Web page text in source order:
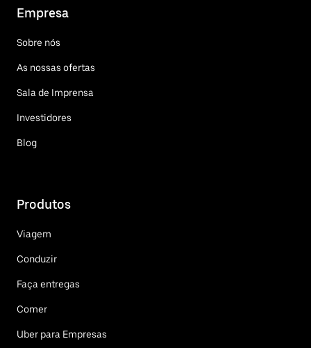
Empresa
Sobre nós
As nossas ofertas
Sala de Imprensa
Investidores
Blog
Produtos
Viagem
Conduzir
Faça entregas
Comer
Uber para Empresas